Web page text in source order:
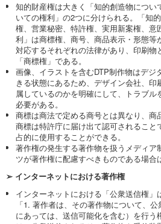
知的財産権は大きく「知的創造物につい
いての権利」の2つに分けられる。「知
権、営業秘密、特許権、実用新案権、
利」は商標権、商号、商品表示・形態等
対応するそれぞれの法律があり、印刷物
「商標権」である。
画像、イラストを含むDTP制作物はデジ
きる状態にあるため、デザイン会社、
属しているのかを明確にして、トラブル
必要がある。
商標は商法で定める商号とは異なり、商
商標は特許庁に届け出て認可されること
占的に使用することができる。
著作権の発生する著作物を扱うメディア
ツが著作権に配慮すべきものである場合
➢ インターネットにおける著作権
インターネットにおける「公衆送信権」
「1. 著作者は、その著作物について、
にあっては、送信可能化を含む）を行